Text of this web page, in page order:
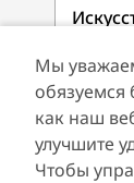
Мы
обязуемся
как наш
улучшите
Чтобы